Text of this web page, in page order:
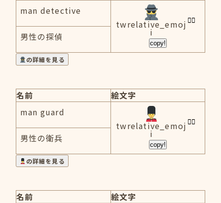
man detective
twrelative_emoj
i
copy!
男性の探偵
の詳細を見る
名前
絵文字
man guard
twrelative_emoj
i
copy!
男性の衛兵
の詳細を見る
名前
絵文字